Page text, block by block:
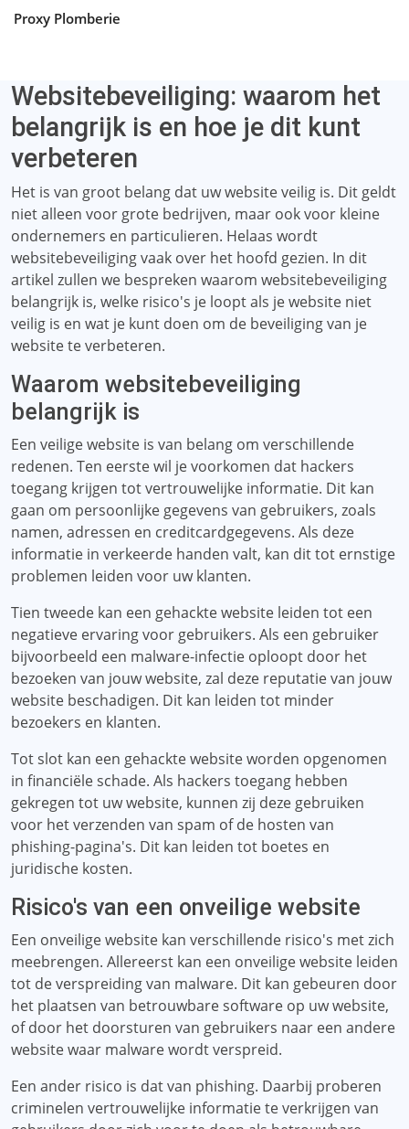
Proxy Plomberie
Websitebeveiliging: waarom het
belangrijk is en hoe je dit kunt
verbeteren
Het is van groot belang dat uw website veilig is. Dit geldt
niet alleen voor grote bedrijven, maar ook voor kleine
ondernemers en particulieren. Helaas wordt
websitebeveiliging vaak over het hoofd gezien. In dit
artikel zullen we bespreken waarom websitebeveiliging
belangrijk is, welke risico's je loopt als je website niet
veilig is en wat je kunt doen om de beveiliging van je
website te verbeteren.
Waarom websitebeveiliging
belangrijk is
Een veilige website is van belang om verschillende
redenen. Ten eerste wil je voorkomen dat hackers
toegang krijgen tot vertrouwelijke informatie. Dit kan
gaan om persoonlijke gegevens van gebruikers, zoals
namen, adressen en creditcardgegevens. Als deze
informatie in verkeerde handen valt, kan dit tot ernstige
problemen leiden voor uw klanten.
Tien tweede kan een gehackte website leiden tot een
negatieve ervaring voor gebruikers. Als een gebruiker
bijvoorbeeld een malware-infectie oploopt door het
bezoeken van jouw website, zal deze reputatie van jouw
website beschadigen. Dit kan leiden tot minder
bezoekers en klanten.
Tot slot kan een gehackte website worden opgenomen
in financiële schade. Als hackers toegang hebben
gekregen tot uw website, kunnen zij deze gebruiken
voor het verzenden van spam of de hosten van
phishing-pagina's. Dit kan leiden tot boetes en
juridische kosten.
Risico's van een onveilige website
Een onveilige website kan verschillende risico's met zich
meebrengen. Allereerst kan een onveilige website leiden
tot de verspreiding van malware. Dit kan gebeuren door
het plaatsen van betrouwbare software op uw website,
of door het doorsturen van gebruikers naar een andere
website waar malware wordt verspreid.
Een ander risico is dat van phishing. Daarbij proberen
criminelen vertrouwelijke informatie te verkrijgen van